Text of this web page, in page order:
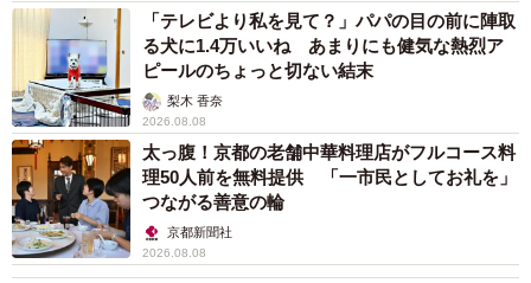
「テレビより私を見て？」パパの目の前に陣取
る犬に1.4万いいね あまりにも健気な熱烈ア
ピールのちょっと切ない結末
梨木 香奈
2026.08.08
太っ腹！京都の老舗中華料理店がフルコース料
理50人前を無料提供 「一市民としてお礼を」
つながる善意の輪
京都新聞社
2026.08.08